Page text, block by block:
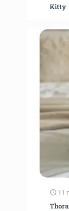
Kitty
11